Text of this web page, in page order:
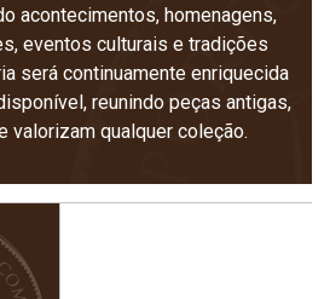
acontecimentos, homenagens,
eventos culturais e tradições
será continuamente enriquecida
reunindo peças antigas,
valorizam qualquer coleção.